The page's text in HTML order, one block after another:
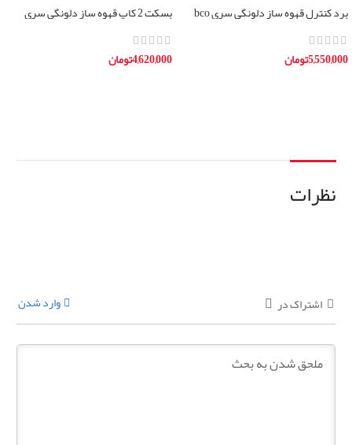
برد کنترل قهوه ساز دلونگی سری bco
5,550,000تومان
بسکت 2 کاپ قهوه ساز دلونگی سری
BCO
4,620,000تومان
نظرات
اشتراک در وارد شدن